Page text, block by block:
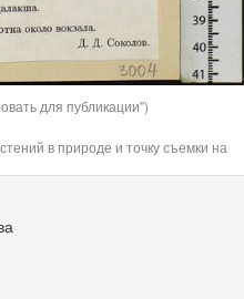
для публикации")
в природе и точку съемки на